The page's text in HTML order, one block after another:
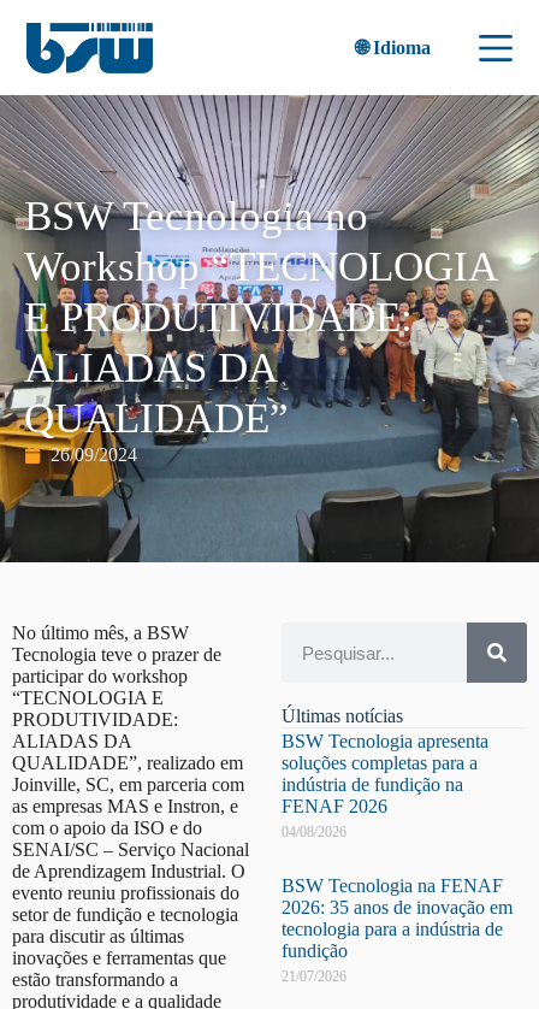
🌐 Idioma
BSW Tecnologia no
Workshop “TECNOLOGIA
E PRODUTIVIDADE:
ALIADAS DA
QUALIDADE”
26/09/2024
No último mês, a BSW
Tecnologia teve o prazer de
participar do workshop
“TECNOLOGIA E
PRODUTIVIDADE:
ALIADAS DA
QUALIDADE”, realizado em
Joinville, SC, em parceria com
as empresas MAS e Instron, e
com o apoio da ISO e do
SENAI/SC – Serviço Nacional
de Aprendizagem Industrial. O
evento reuniu profissionais do
setor de fundição e tecnologia
para discutir as últimas
inovações e ferramentas que
estão transformando a
produtividade e a qualidade
Últimas notícias
BSW Tecnologia apresenta
soluções completas para a
indústria de fundição na
FENAF 2026
04/08/2026
BSW Tecnologia na FENAF
2026: 35 anos de inovação em
tecnologia para a indústria de
fundição
21/07/2026